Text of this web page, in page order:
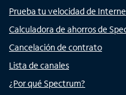
Prueba tu velocidad de
Calculadora de ahorros de
Cancelación de contrato
Lista de canales
¿Por qué Spectrum?